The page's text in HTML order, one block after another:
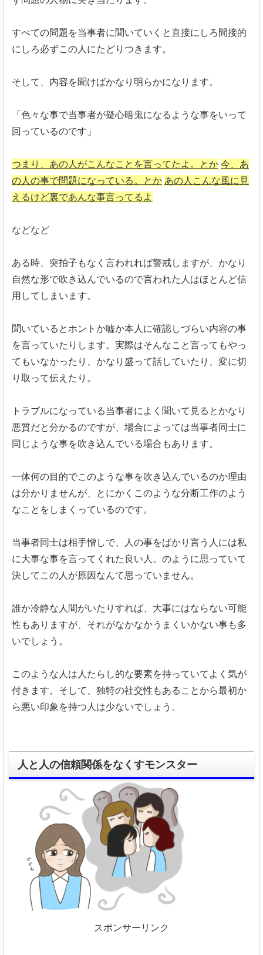
すべての問題を当事者に聞いていくと直接にしろ間接的
にしろ必ずこの人にたどりつきます。
そして、内容を聞けばかなり明らかになります。
「色々な事で当事者が疑心暗鬼になるような事をいって
回っているのです」
つまり、あの人がこんなことを言ってたよ。とか 今、あ
の人の事で問題になっている。とか あの人こんな風に見
えるけど裏であんな事言ってるよ
などなど
ある時、突拍子もなく言われれば警戒しますが、 かなり
自然な形で吹き込んでいるので言われた人はほとんど信
用してしまいます。
聞いているとホントか嘘か本人に確認しづらい内容の事
を言っていたりします。実際はそんなこと言ってもやっ
てもいなかったり、 かなり盛って話していたり、変に切
り取って伝えたり。
トラブルになっている当事者によく聞いて見るとかなり
悪質だと分かるのですが、 場合によっては当事者同士に
同じような事を吹き込んでいる場合もあります。
一体何の目的でこのような事を吹き込んでいるのか理由
は分かりま せんが、
とにかくこのような分断工作のよう
なことをしまくっているのです。
当事者同士は相手憎しで、
人の事をばかり言う人には私
に大事な事を言ってくれた良い人。 のように思っていて
決してこの人が原因なんて思っていません。
誰か冷静な人間がいたりすれば、 大事にはならない可能
性もありますが、 それがなかなかうまくいかない事も多
いでしょう。
このような人は人たらし的な要素を持っていてよく気が
付きます。 そして、独特の社交性もあることから最初か
ら悪い印象を持つ人は少ないでしょう。
人と人の信頼関係をなくすモンスター
スポンサーリンク